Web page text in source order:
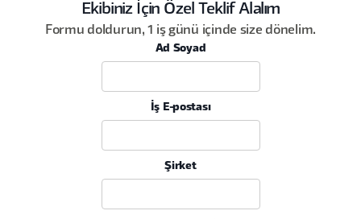
Ekibiniz İçin Özel Teklif Alalım
Formu doldurun, 1 iş günü içinde size dönelim.
Ad Soyad
İş E-postası
Şirket